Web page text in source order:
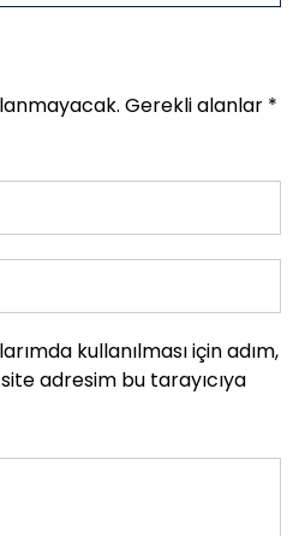
Gerekli alanlar *
kullanılması için adım,
adresim bu tarayıcıya